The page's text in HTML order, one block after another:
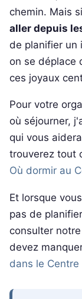
chemin. Mais
aller depuis
de planifier un
on se déplace
ces joyaux
Pour votre
où séjourner,
qui vous
trouverez tout
Où dormir au
Et lorsque
pas de
consulter
devez
dans le Centre